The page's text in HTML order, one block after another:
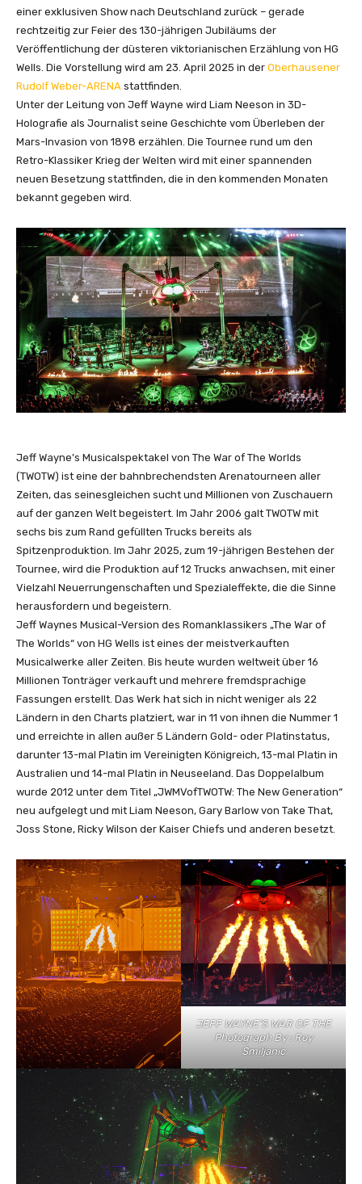
einer exklusiven Show nach Deutschland zurück – gerade
rechtzeitig zur Feier des 130-jährigen Jubiläums der
Veröffentlichung der düsteren viktorianischen Erzählung von HG
Wells. Die Vorstellung wird am 23. April 2025 in der Oberhausener
Rudolf Weber-ARENA stattfinden.
Unter der Leitung von Jeff Wayne wird Liam Neeson in 3D-
Holografie als Journalist seine Geschichte vom Überleben der
Mars-Invasion von 1898 erzählen. Die Tournee rund um den
Retro-Klassiker Krieg der Welten wird mit einer spannenden
neuen Besetzung stattfinden, die in den kommenden Monaten
bekannt gegeben wird.
Jeff Wayne’s Musicalspektakel von The War of The Worlds
(TWOTW) ist eine der bahnbrechendsten Arenatourneen aller
Zeiten, das seinesgleichen sucht und Millionen von Zuschauern
auf der ganzen Welt begeistert. Im Jahr 2006 galt TWOTW mit
sechs bis zum Rand gefüllten Trucks bereits als
Spitzenproduktion. Im Jahr 2025, zum 19-jährigen Bestehen der
Tournee, wird die Produktion auf 12 Trucks anwachsen, mit einer
Vielzahl Neuerrungenschaften und Spezialeffekte, die die Sinne
herausfordern und begeistern.
Jeff Waynes Musical-Version des Romanklassikers „The War of
The Worlds“ von HG Wells ist eines der meistverkauften
Musicalwerke aller Zeiten. Bis heute wurden weltweit über 16
Millionen Tonträger verkauft und mehrere fremdsprachige
Fassungen erstellt. Das Werk hat sich in nicht weniger als 22
Ländern in den Charts platziert, war in 11 von ihnen die Nummer 1
und erreichte in allen außer 5 Ländern Gold- oder Platinstatus,
darunter 13-mal Platin im Vereinigten Königreich, 13-mal Platin in
Australien und 14-mal Platin in Neuseeland. Das Doppelalbum
wurde 2012 unter dem Titel „JWMVofTWOTW: The New Generation“
neu aufgelegt und mit Liam Neeson, Gary Barlow von Take That,
Joss Stone, Ricky Wilson der Kaiser Chiefs und anderen besetzt.
JEFF WAYNE’S WAR OF THE
Photograph By : Roy
Smiljanic